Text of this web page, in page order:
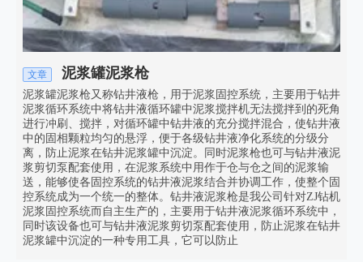
文章 泥浆罐泥浆枪
泥浆罐泥浆枪又称钻井液枪，用于泥浆固控系统，主要用于钻井
泥浆循环系统中将钻井液循环罐中泥浆搅拌机无法搅拌到的死角
进行冲刷、搅拌，对循环罐中钻井液的充分搅拌混合，使钻井液
中的固相颗粒均匀的悬浮，便于各级钻井液净化系统的分级分
离，防止泥浆在钻井泥浆罐中沉淀。同时泥浆枪也可与钻井液泥
浆剪切泵配套使用，在泥浆系统中用作于仓与仓之间的泥浆输
送，能够使各固控系统的钻井液泥浆结合并协调工作，使整个固
控系统成为一个统一的整体。钻井液泥浆枪是我公司针对ZJ钻机
泥浆固控系统而自主生产的，主要用于钻井液泥浆循环系统中，
同时该设备也可与钻井液泥浆剪切泵配套使用，防止泥浆在钻井
泥浆罐中沉淀的一种专用工具，它可以防止